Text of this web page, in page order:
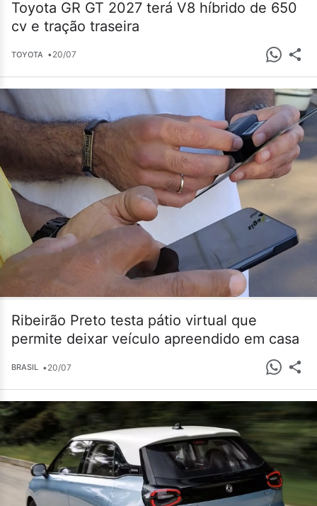
Toyota GR GT 2027 terá V8 híbrido de 650
cv e tração traseira
TOYOTA •20/07
Ribeirão Preto testa pátio virtual que
permite deixar veículo apreendido em casa
BRASIL •20/07